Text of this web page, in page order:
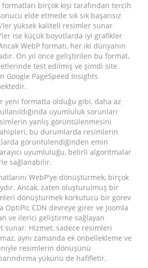
formatları birçok kişi tarafından tercih
elde etmede sık sık başarısız
yüksek kaliteli resimler sunar
ise küçük boyutlarda iyi grafikler
WebP formatı, her iki dünyanın
On yıl önce geliştirilen bu format,
test edilmiş ve şimdi site
Google PageSpeed Insights
yeni formatta olduğu gibi, daha az
uyumluluk sorunları
yanlış görüntülenmesini
bu durumlarda resimlerin
görüntülendiğinden emin
uyumluluğu, belirli algoritmalar
sağlanabilir.
WebP'ye dönüştürmek, birçok
Ancak, zaten oluşturulmuş bir
dönüştürmek korkutucu bir görev
CDN devreye girer ve Joomla
ve ilerici geliştirme sağlayan
sunar. Hizmet, sadece resimleri
aynı zamanda ek önbellekleme ve
resimlerin dönüşünü
yükünü de hafifletir.